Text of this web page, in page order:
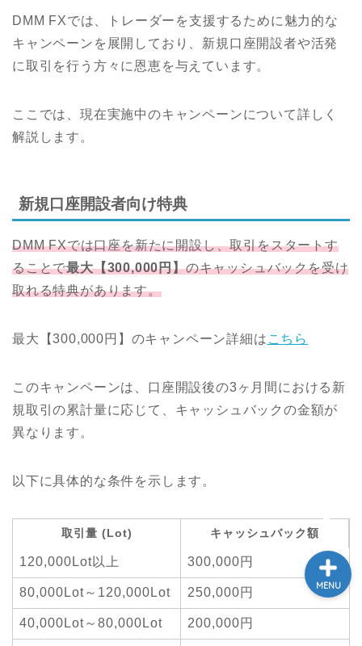
DMM FXでは、トレーダーを支援するために魅力的な
キャンペーンを展開しており、新規口座開設者や活発
に取引を行う方々に恩恵を与えています。
ここでは、現在実施中のキャンペーンについて詳しく
解説します。
新規口座開設者向け特典
DMM FXでは口座を新たに開設し、取引をスタートす
ることで最大【300,000円】のキャッシュバックを受け
取れる特典があります。
最大【300,000円】のキャンペーン詳細は こちら
このキャンペーンは、口座開設後の3ヶ月間における新
規取引の累計量に応じて、キャッシュバックの金額が
異なります。
以下に具体的な条件を示します。
取引量 (Lot) キャッシュバック額
120,000Lot以上 300,000円
80,000Lot～120,000Lot 250,000円
40,000Lot～80,000Lot 200,000円
MENU
学び
ふるさと納税